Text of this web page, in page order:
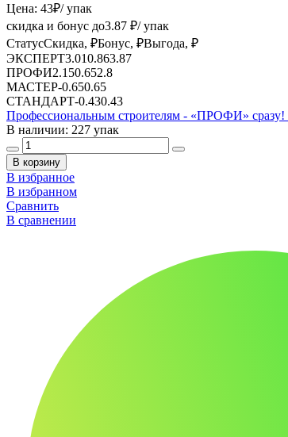
Цена: 43₽/ упак
скидка и бонус до3.87 ₽/ упак
СтатусСкидка, ₽Бонус, ₽Выгода, ₽
ЭКСПЕРТ3.010.863.87
ПРОФИ2.150.652.8
МАСТЕР-0.650.65
СТАНДАРТ-0.430.43
Профессиональным строителям - «ПРОФИ» сразу!
В наличии: 227 упак
В корзину
В избранное
В избранном
Сравнить
В сравнении